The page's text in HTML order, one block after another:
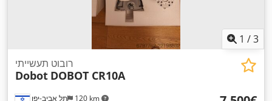
1 /3
תל אביב-יפו 120 km
רובוט תעשייתי
Dobot DOBOT CR10A